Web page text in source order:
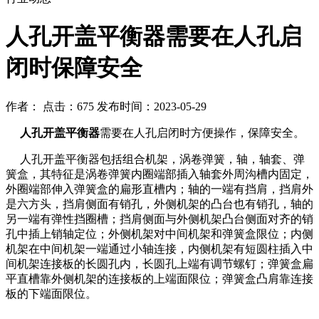
​人孔开盖平衡器需要在人孔启
闭时保障安全
作者： 点击：675 发布时间：2023-05-29
人孔开盖平衡器需要在人孔启闭时方便操作，保障安全。
人孔开盖平衡器包括组合机架，涡卷弹簧，轴，轴套、弹
簧盒，其特征是涡卷弹簧内圈端部插入轴套外周沟槽内固定，
外圈端部伸入弹簧盒的扁形直槽内；轴的一端有挡肩，挡肩外
是六方头，挡肩侧面有销孔，外侧机架的凸台也有销孔，轴的
另一端有弹性挡圈槽；挡肩侧面与外侧机架凸台侧面对齐的销
孔中插上销轴定位；外侧机架对中间机架和弹簧盒限位；内侧
机架在中间机架一端通过小轴连接，内侧机架有短圆柱插入中
间机架连接板的长圆孔内，长圆孔上端有调节螺钉；弹簧盒扁
平直槽靠外侧机架的连接板的上端面限位；弹簧盒凸肩靠连接
板的下端面限位。